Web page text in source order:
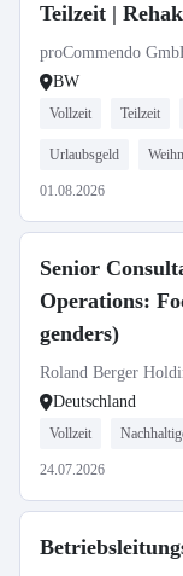
Teilzeit |
proCommendo
BW
Vollzeit Teilzeit
Urlaubsgeld
01.08.2026
Senior
Operations:
genders)
Roland Berger
Deutschland
Vollzeit
24.07.2026